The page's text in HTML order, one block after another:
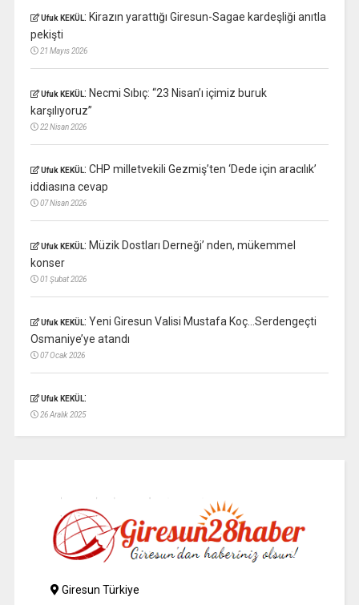
Ufuk KEKÜL: Kirazın yarattığı Giresun-Sagae kardeşliği anıtla
pekişti
21 Mayıs 2026
Ufuk KEKÜL: Necmi Sıbıç: “23 Nisan’ı içimiz buruk
karşılıyoruz”
22 Nisan 2026
Ufuk KEKÜL: CHP milletvekili Gezmiş’ten ‘Dede için aracılık’
iddiasına cevap
07 Nisan 2026
Ufuk KEKÜL: Müzik Dostları Derneği’ nden, mükemmel
konser
01 Şubat 2026
Ufuk KEKÜL: Yeni Giresun Valisi Mustafa Koç…Serdengeçti
Osmaniye’ye atandı
07 Ocak 2026
Ufuk KEKÜL:
26 Aralık 2025
Giresun Türkiye